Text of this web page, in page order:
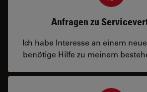
Anfragen zu
Ich habe Interesse an einem
benötige Hilfe zu meinem